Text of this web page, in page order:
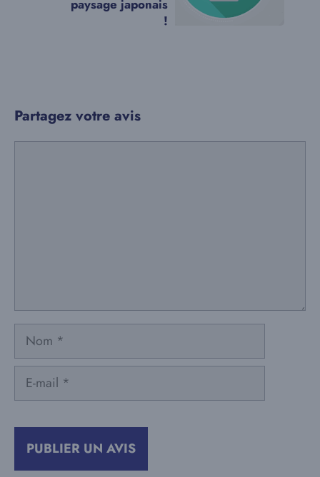
paysage japonais
!
Partagez votre avis
Nom